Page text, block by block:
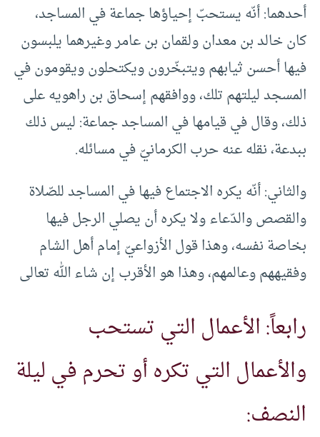
أحدهما: أنّه يستحبّ إحياؤها جماعة في المساجد،
كان خالد بن معدان ولقمان بن عامر وغيرهما يلبسون
فيها أحسن ثيابهم ويتبخّرون ويكتحلون ويقومون في
المسجد ليلتهم تلك، ووافقهم إسحاق بن راهويه على
ذلك، وقال في قيامها في المساجد جماعة: ليس ذلك
ببدعة، نقله عنه حرب الكرمانيّ في مسائله.
والثاني: أنّه يكره الاجتماع فيها في المساجد للصّلاة
والقصص والدّعاء ولا يكره أن يصلي الرجل فيها
بخاصة نفسه، وهذا قول الأزواعيّ إمام أهل الشام
وفقيههم وعالمهم، وهذا هو الأقرب إن شاء الله تعالى
رابعاً: الأعمال التي تستحب
والأعمال التي تكره أو تحرم في ليلة
النصف: